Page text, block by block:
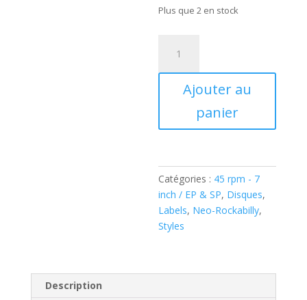
Plus que 2 en stock
The
No
Wrong
(
Vinyl,
7",
Single
Ajouter au
panier
Catégories : 45 rpm - 7
inch / EP & SP, Disques,
Labels, Neo-Rockabilly,
Styles
Description